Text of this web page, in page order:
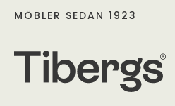
MÖBLER SEDAN 1923